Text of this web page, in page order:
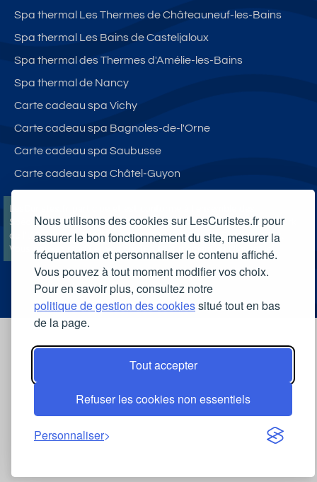
Nous utilisons des cookies sur LesCuristes.fr pour
assurer le bon fonctionnement du site, mesurer la
fréquentation et personnaliser le contenu affiché.
Vous pouvez à tout moment modifier vos choix.
Pour en savoir plus, consultez notre
politique de gestion des cookiessitué tout en bas
de la page.
Tout accepter
Refuser les cookies non essentiels
Personnaliser
Spa thermal Les Thermes de Châteauneuf-les-Bains
Spa thermal Les Bains de Casteljaloux
Spa thermal des Thermes d'Amélie-les-Bains
Spa thermal de Nancy
Carte cadeau spa Vichy
Carte cadeau spa Bagnoles-de-l'Orne
Carte cadeau spa Saubusse
Carte cadeau spa Châtel-Guyon
LesCuristes.fr participe et est conforme à l'ensemble des
Spécifications et Politiques du Transparency & Consent Framework
de l'IAB Europe et utilise la Consent Management Platform n°92.
Vous pouvez modifier vos choix à tout moment en
cliquant ici